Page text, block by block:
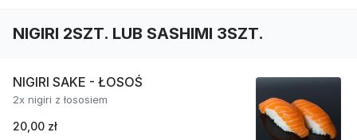
NIGIRI 2SZT. LUB SASHIMI 3SZT.
NIGIRI SAKE - ŁOSOŚ
2x nigiri z łososiem
20,00 zł